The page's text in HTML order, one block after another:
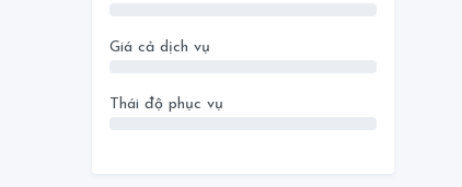
Giá cả dịch vụ
Thái độ phục vụ